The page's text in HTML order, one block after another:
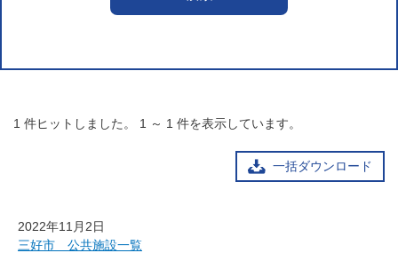
1 件ヒットしました。 1 ～ 1 件を表示しています。
一括ダウンロード
2022年11月2日
三好市 公共施設一覧